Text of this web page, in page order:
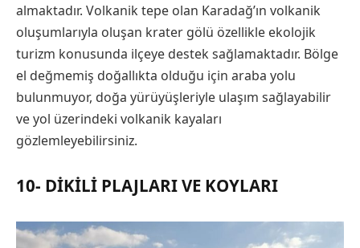
almaktadır. Volkanik tepe olan Karadağ’ın volkanik
oluşumlarıyla oluşan krater gölü özellikle ekolojik
turizm konusunda ilçeye destek sağlamaktadır. Bölge
el değmemiş doğallıkta olduğu için araba yolu
bulunmuyor, doğa yürüyüşleriyle ulaşım sağlayabilir
ve yol üzerindeki volkanik kayaları
gözlemleyebilirsiniz.
10- DIKILI PLAJLARI VE KOYLARI